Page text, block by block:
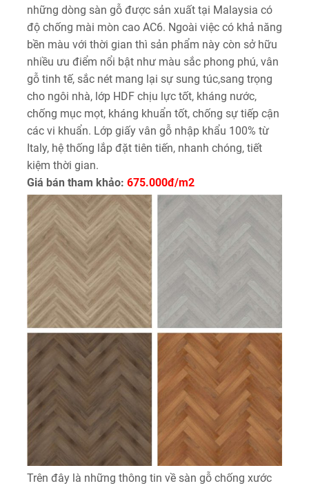
những dòng sàn gỗ được sản xuất tại Malaysia có
độ chống mài mòn cao AC6. Ngoài việc có khả năng
bền màu với thời gian thì sản phẩm này còn sở hữu
nhiều ưu điểm nổi bật như màu sắc phong phú, vân
gỗ tinh tế, sắc nét mang lại sự sung túc,sang trọng
cho ngôi nhà, lớp HDF chịu lực tốt, kháng nước,
chống mục mọt, kháng khuẩn tốt, chống sự tiếp cận
các vi khuẩn. Lớp giấy vân gỗ nhập khẩu 100% từ
Italy, hệ thống lắp đặt tiên tiến, nhanh chóng, tiết
kiệm thời gian.
Giá bán tham khảo: 675.000đ/m2
Trên đây là những thông tin về sàn gỗ chống xước